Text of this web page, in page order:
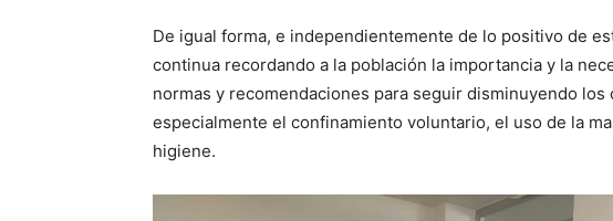
De igual forma, e independientemente de lo positivo de
continua recordando a la población la importancia y la
normas y recomendaciones para seguir disminuyendo
especialmente el confinamiento voluntario, el uso de la
higiene.